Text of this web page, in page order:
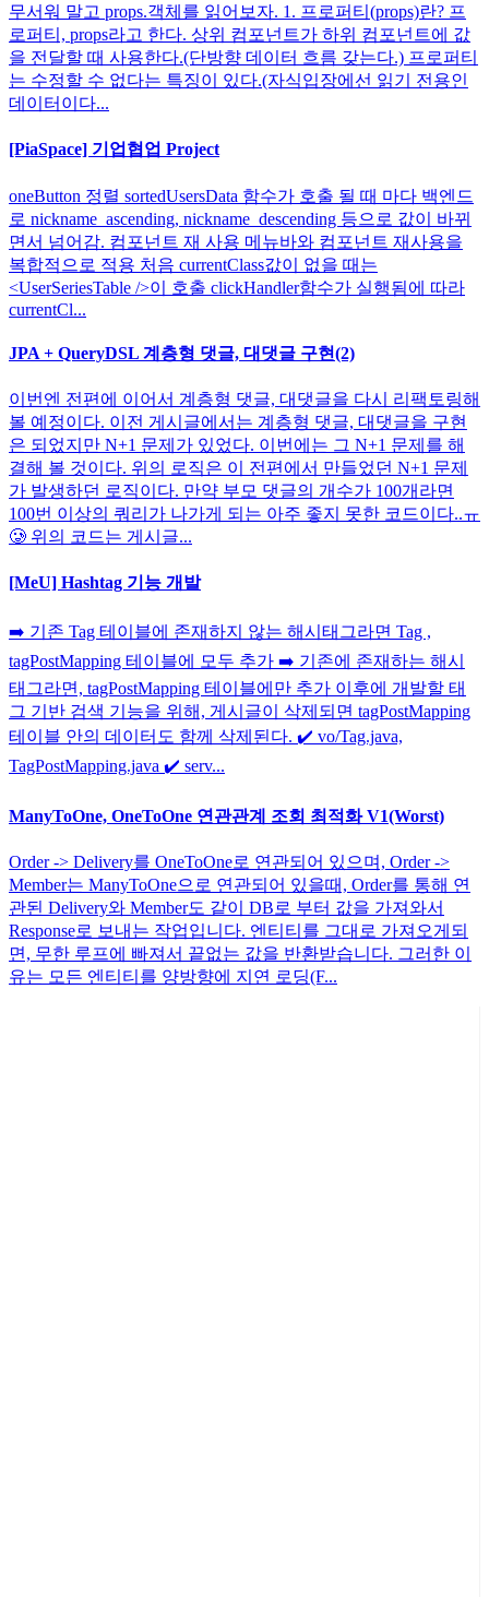
무서워 말고 props.객체를 읽어보자. 1. 프로퍼티(props)란? 프
로퍼티, props라고 한다. 상위 컴포넌트가 하위 컴포넌트에 값
을 전달할 때 사용한다.(단방향 데이터 흐름 갖는다.) 프로퍼티
는 수정할 수 없다는 특징이 있다.(자식입장에선 읽기 전용인
데이터이다...
[PiaSpace] 기업협업 Project
oneButton 정렬 sortedUsersData 함수가 호출 될 때 마다 백엔드
로 nickname_ascending, nickname_descending 등으로 값이 바뀌
면서 넘어감. 컴포넌트 재 사용 메뉴바와 컴포넌트 재사용을
복합적으로 적용 처음 currentClass값이 없을 때는
<UserSeriesTable />이 호출 clickHandler함수가 실행됨에 따라
currentCl...
JPA + QueryDSL 계층형 댓글, 대댓글 구현(2)
이번엔 전편에 이어서 계층형 댓글, 대댓글을 다시 리팩토링해
볼 예정이다. 이전 게시글에서는 계층형 댓글, 대댓글을 구현
은 되었지만 N+1 문제가 있었다. 이번에는 그 N+1 문제를 해
결해 볼 것이다. 위의 로직은 이 전편에서 만들었던 N+1 문제
가 발생하던 로직이다. 만약 부모 댓글의 개수가 100개라면
100번 이상의 쿼리가 나가게 되는 아주 좋지 못한 코드이다..ㅠ
🥲 위의 코드는 게시글...
[MeU] Hashtag 기능 개발
➡️ 기존 Tag 테이블에 존재하지 않는 해시태그라면 Tag ,
tagPostMapping 테이블에 모두 추가 ➡️ 기존에 존재하는 해시
태그라면, tagPostMapping 테이블에만 추가 이후에 개발할 태
그 기반 검색 기능을 위해, 게시글이 삭제되면 tagPostMapping
테이블 안의 데이터도 함께 삭제된다. ✔️ vo/Tag.java,
TagPostMapping.java ✔️ serv...
ManyToOne, OneToOne 연관관계 조회 최적화 V1(Worst)
Order -> Delivery를 OneToOne로 연관되어 있으며, Order ->
Member는 ManyToOne으로 연관되어 있을때, Order를 통해 연
관된 Delivery와 Member도 같이 DB로 부터 값을 가져와서
Response로 보내는 작업입니다. 엔티티를 그대로 가져오게되
면, 무한 루프에 빠져서 끝없는 값을 반환받습니다. 그러한 이
유는 모든 엔티티를 양방향에 지연 로딩(F...